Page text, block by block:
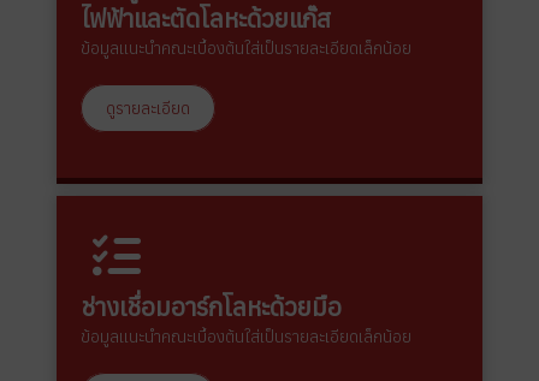
ไฟฟ้าและตัดโลหะด้วยแก๊ส
ข้อมูลแนะนำคณะเบื้องต้นใส่เป็นรายละเอียดเล็กน้อย
ดูรายละเอียด
ช่างเชื่อมอาร์กโลหะด้วยมือ
ข้อมูลแนะนำคณะเบื้องต้นใส่เป็นรายละเอียดเล็กน้อย